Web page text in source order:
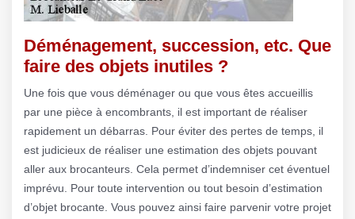
Déménagement, succession, etc. Que
faire des objets inutiles ?
Une fois que vous déménager ou que vous êtes accueillis
par une pièce à encombrants, il est important de réaliser
rapidement un débarras. Pour éviter des pertes de temps, il
est judicieux de réaliser une estimation des objets pouvant
aller aux brocanteurs. Cela permet d’indemniser cet éventuel
imprévu. Pour toute intervention ou tout besoin d’estimation
d’objet brocante. Vous pouvez ainsi faire parvenir votre projet